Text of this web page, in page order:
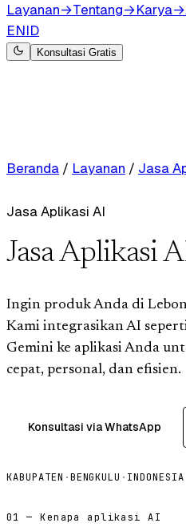
Layanan→Tentang→Karya→
ENID
Konsultasi Gratis
Beranda / Layanan / Jasa
Jasa Aplikasi AI
Jasa Aplikasi
Ingin produk Anda di
Kami integrasikan AI
Gemini ke aplikasi Anda
cepat, personal, dan efisien.
Konsultasi via WhatsApp
KABUPATEN ·BENGKULU · INDONESIA
01 — Kenapa aplikasi AI